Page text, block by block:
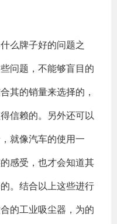
么牌子好的问题之
问题，不能够盲目的
其的销量来选择的，
信赖的。另外还可以
就像汽车的使用一
感受，也才会知道其
。结合以上这些进行
的工业吸尘器，为的